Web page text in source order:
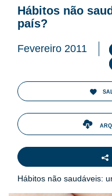
Hábitos não
país?
Fevereiro 2011
Hábitos não saudáveis: